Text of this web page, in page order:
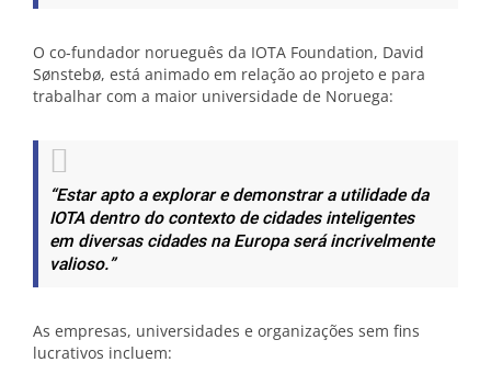
O co-fundador norueguês da IOTA Foundation, David
Sønstebø, está animado em relação ao projeto e para
trabalhar com a maior universidade de Noruega:
“Estar apto a explorar e demonstrar a utilidade da
IOTA dentro do contexto de cidades inteligentes
em diversas cidades na Europa será incrivelmente
valioso.”
As empresas, universidades e organizações sem fins
lucrativos incluem: